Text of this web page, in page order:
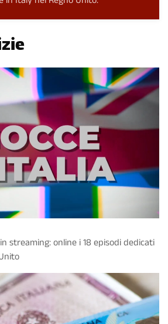
streaming: online i 18 episodi dedicati